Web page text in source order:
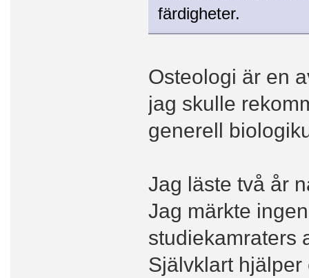
färdigheter.
Osteologi är en
jag skulle
generell
Jag läste två år
Jag märkte
studiekamraters
Självklart